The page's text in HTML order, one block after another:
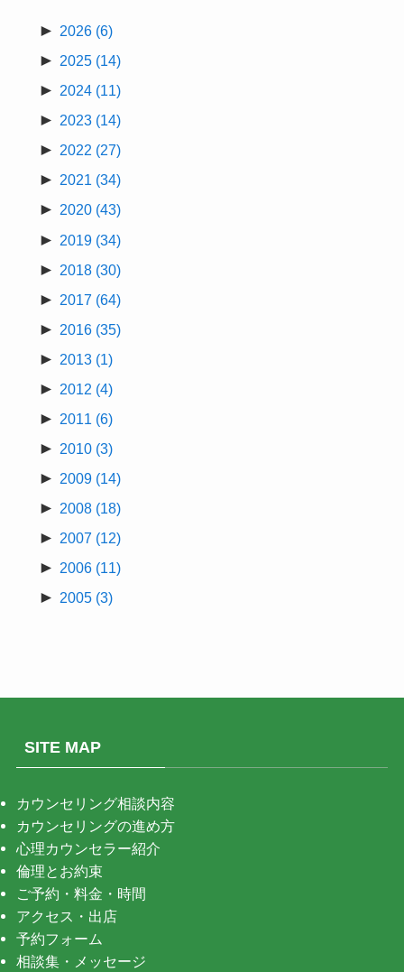
► 2026 (6)
► 2025 (14)
► 2024 (11)
► 2023 (14)
► 2022 (27)
► 2021 (34)
► 2020 (43)
► 2019 (34)
► 2018 (30)
► 2017 (64)
► 2016 (35)
► 2013 (1)
► 2012 (4)
► 2011 (6)
► 2010 (3)
► 2009 (14)
► 2008 (18)
► 2007 (12)
► 2006 (11)
► 2005 (3)
SITE MAP
カウンセリング相談内容
カウンセリングの進め方
心理カウンセラー紹介
倫理とお約束
ご予約・料金・時間
アクセス・出店
予約フォーム
相談集・メッセージ